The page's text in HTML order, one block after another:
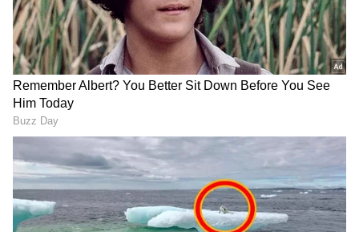
வெயில் காலத்தில் இன்சுலினை சாதாரண
அறையிலோ அல்லது காரிலோ வைத்தால்
அதன் வீரியம் குறைந்துவிடும். இன்சுலினை
எப்போதும் ஃபிரிட்ஜின் கதவுப் பகுதியில்
(Door shelf) வையுங்கள். பயணங்களின்
போது கூலிங் பவுச் பயன்படுத்துவது
கட்டாயம்.